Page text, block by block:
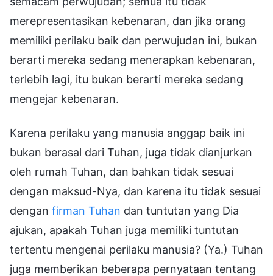
merepresentasikan kebenaran, dan jika orang
memiliki perilaku baik dan perwujudan ini, bukan
berarti mereka sedang menerapkan kebenaran,
terlebih lagi, itu bukan berarti mereka sedang
mengejar kebenaran.
Karena perilaku yang manusia anggap baik ini
bukan berasal dari Tuhan, juga tidak dianjurkan
oleh rumah Tuhan, dan bahkan tidak sesuai
dengan maksud-Nya, dan karena itu tidak sesuai
dengan firman Tuhan dan tuntutan yang Dia
ajukan, apakah Tuhan juga memiliki tuntutan
tertentu mengenai perilaku manusia? (Ya.) Tuhan
juga memberikan beberapa pernyataan tentang